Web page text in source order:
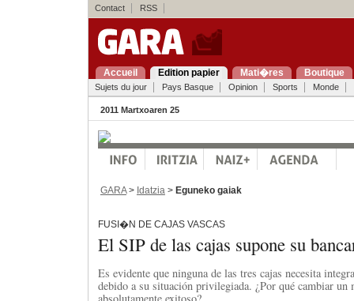
Contact RSS
Accueil Edition papier Mati�res Boutique
Sujets du jour Pays Basque Opinion Sports Monde
2011 Martxoaren 25
GARA> Idatzia > Eguneko gaiak
FUSI�N DE CAJAS VASCAS
El SIP de las cajas supone su
Es evidente que ninguna de las tres cajas necesita
debido a su situación privilegiada. ¿Por qué cambiar un